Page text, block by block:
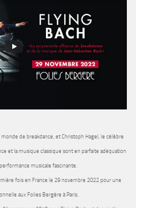
de breakdance, et Christoph Hagel, le célèbre
et la musique classique sont en parfaite adéquation
musicale fascinante.
fois en France le 29 novembre 2022 pour une
aux Folies Bergère à Paris.